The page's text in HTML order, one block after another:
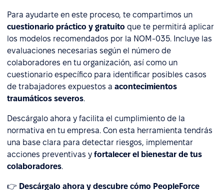
Para ayudarte en este proceso, te compartimos un
cuestionario práctico y gratuito que te permitirá aplicar
los modelos recomendados por la NOM-035. Incluye las
evaluaciones necesarias según el número de
colaboradores en tu organización, así como un
cuestionario específico para identificar posibles casos
de trabajadores expuestos a acontecimientos
traumáticos severos.
Descárgalo ahora y facilita el cumplimiento de la
normativa en tu empresa. Con esta herramienta tendrás
una base clara para detectar riesgos, implementar
acciones preventivas y fortalecer el bienestar de tus
colaboradores.
👉 Descárgalo ahora y descubre cómo PeopleForce